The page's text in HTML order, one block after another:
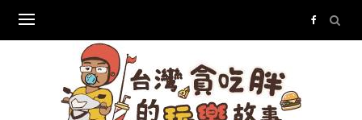
content